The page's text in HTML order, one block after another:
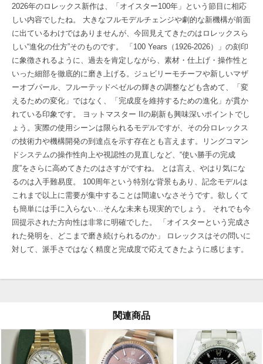
2026年のロレックス新作は、「オイスター100年」という節目に相応
しい内容でしたね。 大きなフルモデルチェンジや劇的な新機構が前面
に出ているわけではありませんが、今回見えてきたのはロレックスら
しい“進化の仕方”そのものです。 「100 Years（1926-2026）」の刻印
に象徴されるように、過去を肯定しながら、素材・仕上げ・操作性と
いった細部を徹底的に磨き上げる。ジュビリーモチーフや新しいマザ
ーオブパール、フルーテッドベゼルの輝きの調整なども含めて、「変
えるための変化」ではなく、「完成度を維持するための進化」が貫か
れている印象です。 ヨットマスター IIの刷新も興味深いポイントでし
ょう。実際の使用シーンは限られるモデルですが、その分ロレックス
の技術力や機構開発の到達点を示す存在とも言えます。リングコマン
ドシステムの操作性向上や視認性の見直しなど、“使い勝手の完成
度”をさらに高めてきたのはさすがですね。 とは言え、やはり気にな
るのは入手難易度。 100周年という特別な背景もあり、記念モデルは
これまで以上に需要が集中することは間違いなさそうです。欲しくて
も簡単には手に入らない…そんな未来も現実的でしょう。 それでも今
回提示された方向性は非常に明確でした。 「オイスターという完成さ
れた発明を、どこまで磨き続けられるのか」 ロレックスはその問いに
対して、派手さではなく精度と完成度で応えてきたように感じます。
関連商品